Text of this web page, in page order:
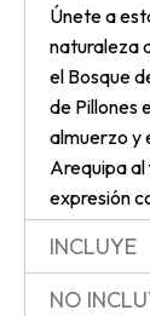
Únete a
naturaleza
el Bosque
de Pillones
almuerzo y
Arequipa al
expresión
INCLUYE
NO